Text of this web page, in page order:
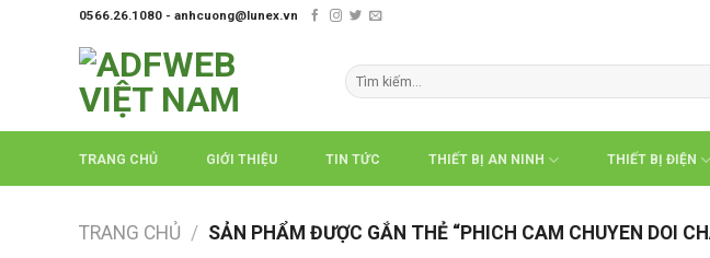
0566.26.1080 - anhcuong@lunex.vn
Tìm
kiếm:
TRANG CHỦ GIỚI THIỆU TIN TỨC THIẾT BỊ AN NINH THIẾT BỊ ĐIỆN
TRANG CHỦ / SẢN PHẨM ĐƯỢC GẮN THẺ “PHICH CAM CHUYEN DOI